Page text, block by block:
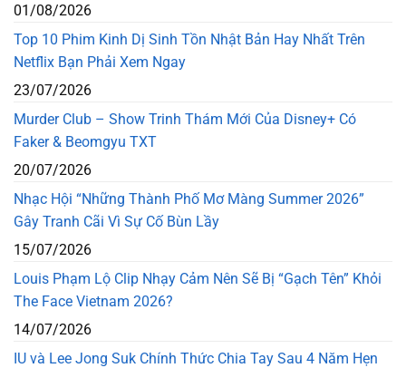
01/08/2026
Top 10 Phim Kinh Dị Sinh Tồn Nhật Bản Hay Nhất Trên
Netflix Bạn Phải Xem Ngay
23/07/2026
Murder Club – Show Trinh Thám Mới Của Disney+ Có
Faker & Beomgyu TXT
20/07/2026
Nhạc Hội “Những Thành Phố Mơ Màng Summer 2026”
Gây Tranh Cãi Vì Sự Cố Bùn Lầy
15/07/2026
Louis Phạm Lộ Clip Nhạy Cảm Nên Sẽ Bị “Gạch Tên” Khỏi
The Face Vietnam 2026?
14/07/2026
IU và Lee Jong Suk Chính Thức Chia Tay Sau 4 Năm Hẹn